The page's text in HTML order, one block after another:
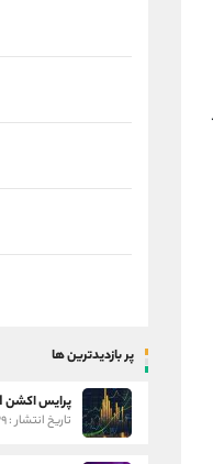
پر بازدیدترین ها
پرایس اکشن RTM چیست؟
تاریخ انتشار : ۲۹ شهریور ۱۴۰۰